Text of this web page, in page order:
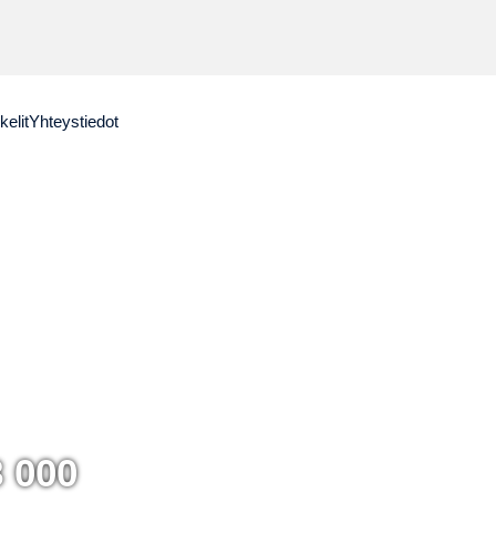
Yhteystiedot
000